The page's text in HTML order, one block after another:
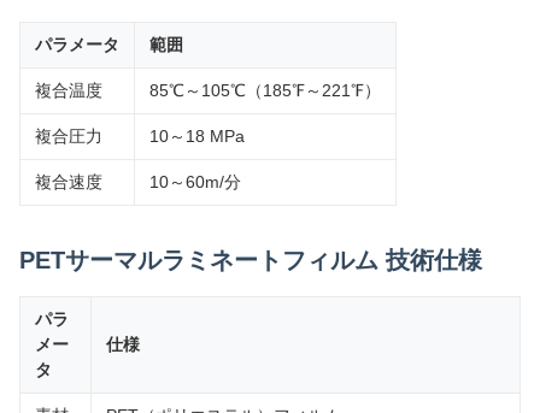
パラメータ 範囲
複合温度 85℃～105℃（185℉～221℉）
複合圧力 10～18 MPa
複合速度 10～60m/分
PETサーマルラミネートフィルム 技術仕様
パラ
メー
タ
仕様